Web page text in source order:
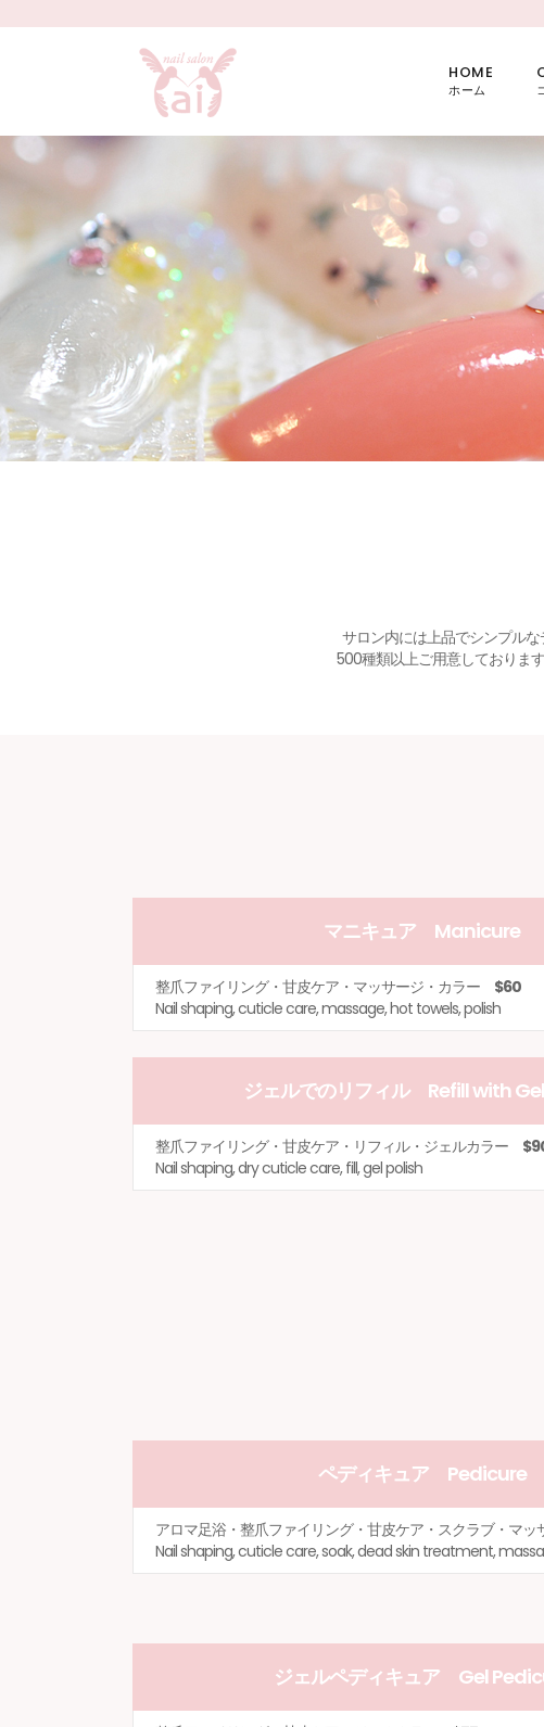
HOME
ホーム
サロン内には上品でシンプル
500種類以上ご用意しておりま
マニキュア Manicure
整爪ファイリング・甘皮ケア・マッサージ・カラー $60
Nail shaping, cuticle care, massage, hot towels, polish
ジェルでのリフィル Refill with
整爪ファイリング・甘皮ケア・リフィル・ジェルカラー
Nail shaping, dry cuticle care, fill, gel polish
ペディキュア Pedicure
アロマ足浴・整爪ファイリング・甘皮ケア・スクラブ・マ
Nail shaping, cuticle care, soak, dead skin treatment,
ジェルペディキュア Gel